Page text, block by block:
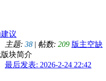
议
主题: 38 | 帖数: 209 版主空缺
块简介
最后发表: 2026-2-24 22:42